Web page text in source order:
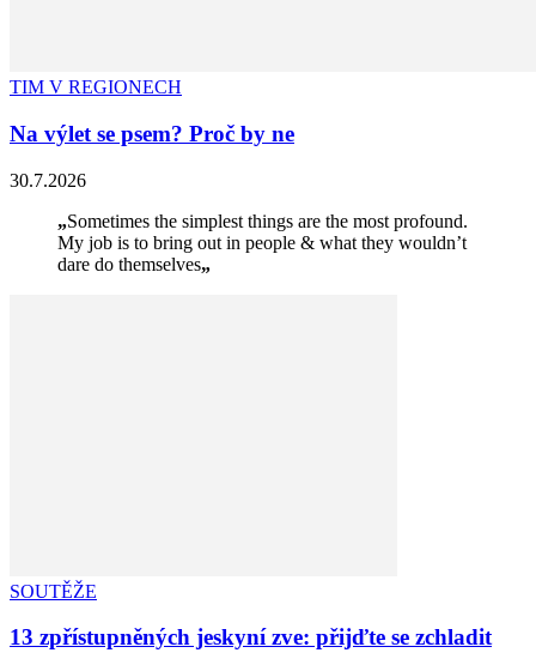
TIM V REGIONECH
Na výlet se psem? Proč by ne
30.7.2026
„Sometimes the simplest things are the most profound.
My job is to bring out in people & what they wouldn’t
dare do themselves„
SOUTĚŽE
13 zpřístupněných jeskyní zve: přijďte se zchladit